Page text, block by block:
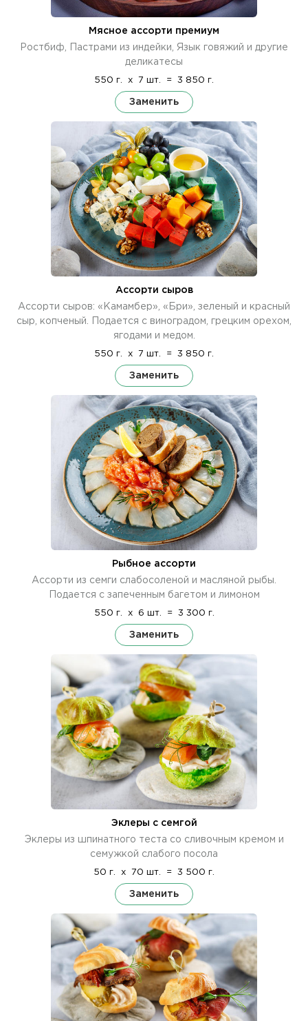
Мясное ассорти премиум
Ростбиф, Пастрами из индейки, Язык говяжий и другие
деликатесы
550 г. x 7 шт. = 3 850 г.
Заменить
Ассорти сыров
Ассорти сыров: «Камамбер», «Бри», зеленый и красный
сыр, копченый. Подается с виноградом, грецким орехом,
ягодами и медом.
550 г. x 7 шт. = 3 850 г.
Заменить
Рыбное ассорти
Ассорти из семги слабосоленой и масляной рыбы.
Подается с запеченным багетом и лимоном
550 г. x 6 шт. = 3 300 г.
Заменить
Эклеры с семгой
Эклеры из шпинатного теста со сливочным кремом и
семужкой слабого посола
50 г. x 70 шт. = 3 500 г.
Заменить